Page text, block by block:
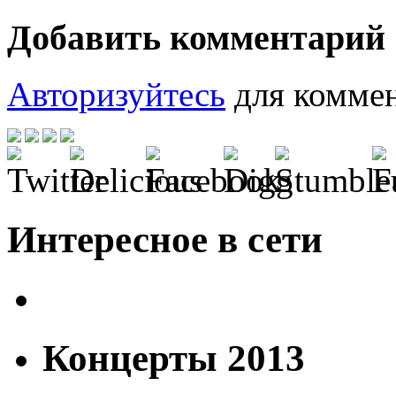
Добавить комментарий
Авторизуйтесь для
Интересное в сети
Концерты 2013